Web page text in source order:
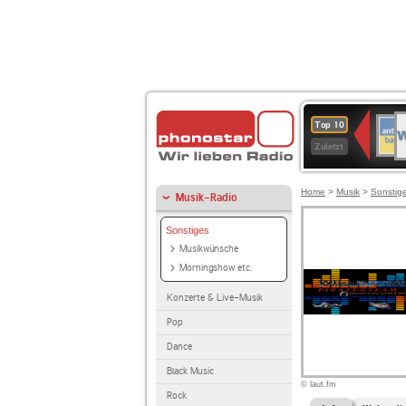
Top 10
Zuletzt
2
Musik-Radio
Sonstiges
Musikwünsche
Morningshow etc.
Konzerte & Live-Musik
Pop
Dance
Black Music
Rock
Home > Musik >
© laut.fm